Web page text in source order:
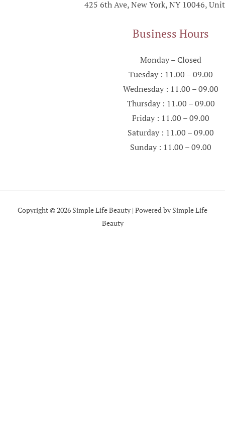
425 6th Ave, New York, NY 10046,
Business Hours
Monday – Closed
Tuesday : 11.00 – 09.00
Wednesday : 11.00 – 09.00
Thursday : 11.00 – 09.00
Friday : 11.00 – 09.00
Saturday : 11.00 – 09.00
Sunday : 11.00 – 09.00
Copyright © 2026 Simple Life Beauty | Powered by Simple Life
Beauty